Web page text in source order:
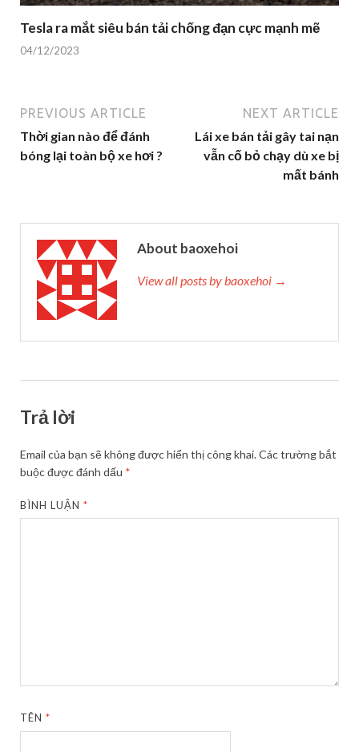
Tesla ra mắt siêu bán tải chống đạn cực mạnh mẽ
04/12/2023
PREVIOUS ARTICLE
Thời gian nào để đánh
bóng lại toàn bộ xe hơi ?
NEXT ARTICLE
Lái xe bán tải gây tai nạn
vẫn cố bỏ chạy dù xe bị
mất bánh
About baoxehoi
View all posts by baoxehoi →
Trả lời
Email của bạn sẽ không được hiển thị công khai.Các trường bắt
buộc được đánh dấu *
BÌNH LUẬN*
TÊN*